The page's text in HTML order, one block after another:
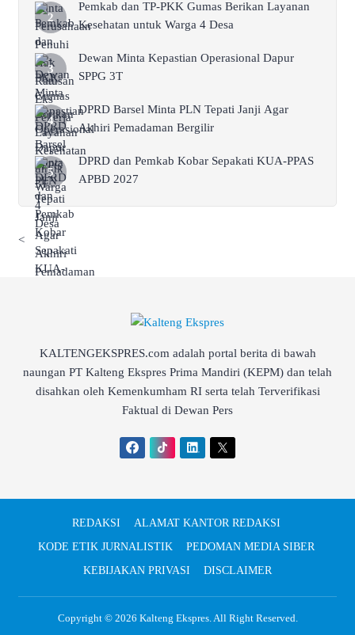
Pemkab dan TP-PKK Gumas Berikan Layanan
Kesehatan untuk Warga 4 Desa
Dewan Minta Kepastian Operasional Dapur
SPPG 3T
DPRD Barsel Minta PLN Tepati Janji Agar
Akhiri Pemadaman Bergilir
DPRD dan Pemkab Kobar Sepakati KUA-PPAS
APBD 2027
<
KALTENGEKSPRES.com adalah portal berita di bawah
naungan PT Kalteng Ekspres Prima Mandiri (KEPM) dan telah
disahkan oleh Kemenkumham RI serta telah Terverifikasi
Faktual di Dewan Pers
REDAKSI
ALAMAT KANTOR REDAKSI
KODE ETIK JURNALISTIK
PEDOMAN MEDIA SIBER
KEBIJAKAN PRIVASI
DISCLAIMER
Copyright © 2026 Kalteng Ekspres. All Right Reserved.